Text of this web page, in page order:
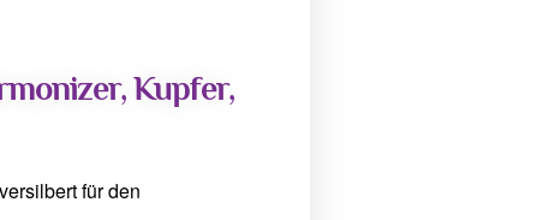
Kupfer,
für den